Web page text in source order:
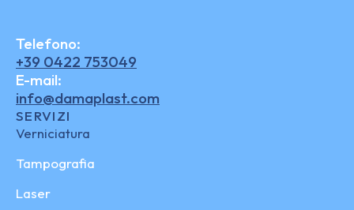
Telefono:
+39 0422 753049
E-mail:
info@damaplast.com
SERVIZI
Verniciatura
Tampografia
Laser